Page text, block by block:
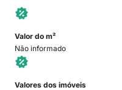
Valor do m²
Não informado
Valores dos imóveis